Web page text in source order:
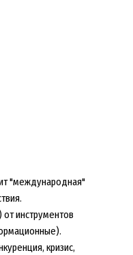
"международная"
инструментов
кризис,